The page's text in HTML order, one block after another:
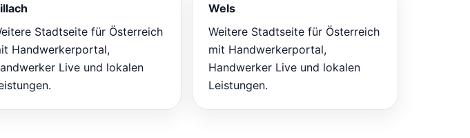
Stadtseite für Österreich
Handwerkerportal,
Live und lokalen
Wels
Weitere Stadtseite für Österreich
mit Handwerkerportal,
Handwerker Live und lokalen
Leistungen.